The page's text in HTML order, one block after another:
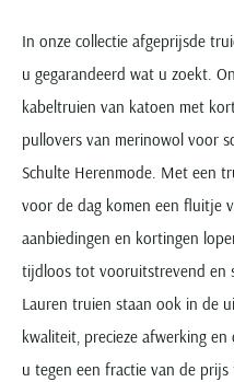
In onze collectie afgeprijsde
u gegarandeerd wat u zoekt.
kabeltruien van katoen met
pullovers van merinowol voor
Schulte Herenmode. Met een
voor de dag komen een fluitje
aanbiedingen en kortingen
tijdloos tot vooruitstrevend en
Lauren truien staan ook in de
kwaliteit, precieze afwerking
u tegen een fractie van de